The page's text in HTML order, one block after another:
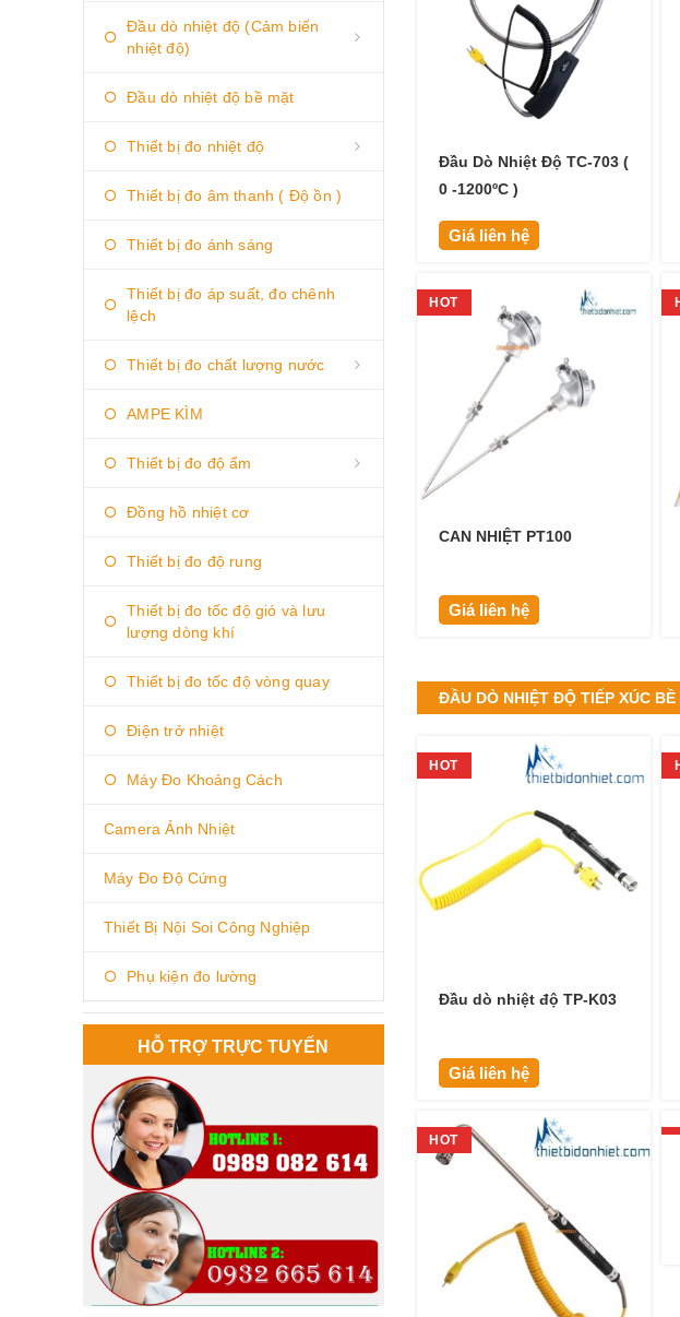
Đầu dò nhiệt độ (Cảm biến
nhiệt độ)
Đầu dò nhiệt độ bề mặt
Thiết bị đo nhiệt độ
Thiết bị đo âm thanh ( Độ ồn )
Thiết bị đo ánh sáng
Thiết bị đo áp suất, đo chênh
lệch
Thiết bị đo chất lượng nước
AMPE KÌM
Thiết bị đo độ ẩm
Đồng hồ nhiệt cơ
Thiết bị đo độ rung
Thiết bị đo tốc độ gió và lưu
lượng dòng khí
Thiết bị đo tốc độ vòng quay
Điện trở nhiệt
Máy Đo Khoảng Cách
Camera Ảnh Nhiệt
Máy Đo Độ Cứng
Thiết Bị Nội Soi Công Nghiệp
Phụ kiện đo lường
HỖ TRỢ TRỰC TUYẾN
Đầu Dò Nhiệt Độ TC-703 (
0 -1200ºC )
Giá liên hệ
HOT
CAN NHIỆT PT100
Giá liên hệ
ĐẦU DÒ NHIỆT ĐỘ TIẾP XÚC BỀ
HOT
Đầu dò nhiệt độ TP-K03
Giá liên hệ
HOT